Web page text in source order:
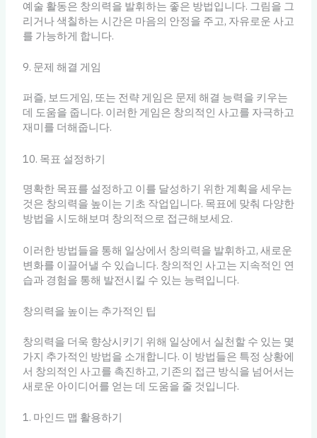
예술 활동은 창의력을 발휘하는 좋은 방법입니다. 그림을 그
리거나 색칠하는 시간은 마음의 안정을 주고, 자유로운 사고
를 가능하게 합니다.
9. 문제 해결 게임
퍼즐, 보드게임, 또는 전략 게임은 문제 해결 능력을 키우는
데 도움을 줍니다. 이러한 게임은 창의적인 사고를 자극하고
재미를 더해줍니다.
10. 목표 설정하기
명확한 목표를 설정하고 이를 달성하기 위한 계획을 세우는
것은 창의력을 높이는 기초 작업입니다. 목표에 맞춰 다양한
방법을 시도해보며 창의적으로 접근해보세요.
이러한 방법들을 통해 일상에서 창의력을 발휘하고, 새로운
변화를 이끌어낼 수 있습니다. 창의적인 사고는 지속적인 연
습과 경험을 통해 발전시킬 수 있는 능력입니다.
창의력을 높이는 추가적인 팁
창의력을 더욱 향상시키기 위해 일상에서 실천할 수 있는 몇
가지 추가적인 방법을 소개합니다. 이 방법들은 특정 상황에
서 창의적인 사고를 촉진하고, 기존의 접근 방식을 넘어서는
새로운 아이디어를 얻는 데 도움을 줄 것입니다.
1. 마인드 맵 활용하기